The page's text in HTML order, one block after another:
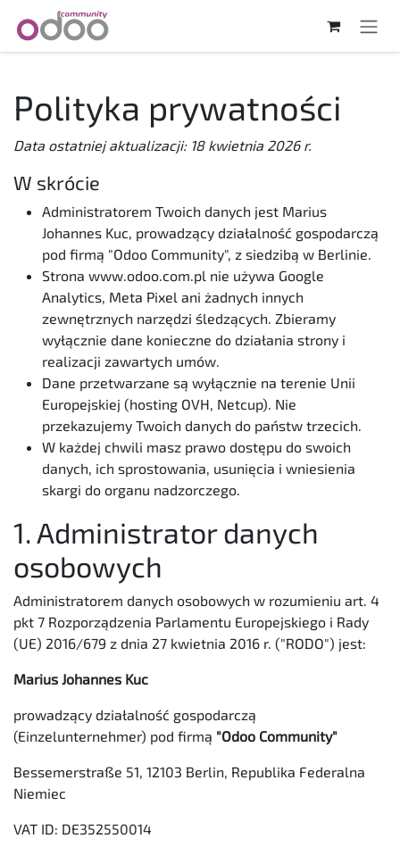
Skip to Content
Polityka prywatności
Data ostatniej aktualizacji: 18 kwietnia 2026 r.
W skrócie
Administratorem Twoich danych jest Marius
Johannes Kuc, prowadzący działalność gospodarczą
pod firmą "Odoo Community", z siedzibą w Berlinie.
Strona www.odoo.com.pl nie używa Google
Analytics, Meta Pixel ani żadnych innych
zewnętrznych narzędzi śledzących. Zbieramy
wyłącznie dane konieczne do działania strony i
realizacji zawartych umów.
Dane przetwarzane są wyłącznie na terenie Unii
Europejskiej (hosting OVH, Netcup). Nie
przekazujemy Twoich danych do państw trzecich.
W każdej chwili masz prawo dostępu do swoich
danych, ich sprostowania, usunięcia i wniesienia
skargi do organu nadzorczego.
1. Administrator danych
osobowych
Administratorem danych osobowych w rozumieniu art. 4
pkt 7 Rozporządzenia Parlamentu Europejskiego i Rady
(UE) 2016/679 z dnia 27 kwietnia 2016 r. ("RODO") jest:
Marius Johannes Kuc
prowadzący działalność gospodarczą
(Einzelunternehmer) pod firmą "Odoo Community"
Bessemerstraße 51, 12103 Berlin, Republika Federalna
Niemiec
VAT ID: DE352550014